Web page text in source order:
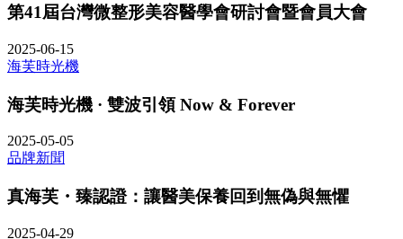
第41屆台灣微整形美容醫學會研討會暨會員大會
2025-06-15
海芙時光機
海芙時光機 · 雙波引領 Now & Forever
2025-05-05
品牌新聞
真海芙・臻認證：讓醫美保養回到無偽與無懼
2025-04-29